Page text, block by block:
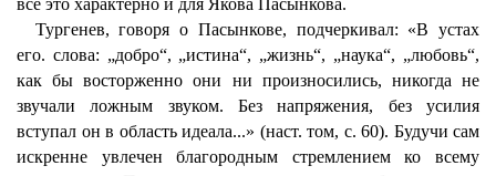
Тургенев, говоря о Пасынкове, подчеркивал: «В устах
его. слова: „добро“, „истина“, „жизнь“, „наука“, „любовь“,
как бы восторженно они ни произносились, никогда не
звучали ложным звуком. Без напряжения, без усилия
вступал он в область идеала...» (наст. том, с. 60). Будучи сам
искренне увлечен благородным стремлением ко всему